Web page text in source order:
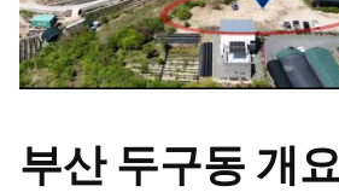
부산 두구동 개